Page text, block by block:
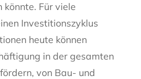
Für viele
Investitionszyklus
heute können
in der gesamten
von Bau- und